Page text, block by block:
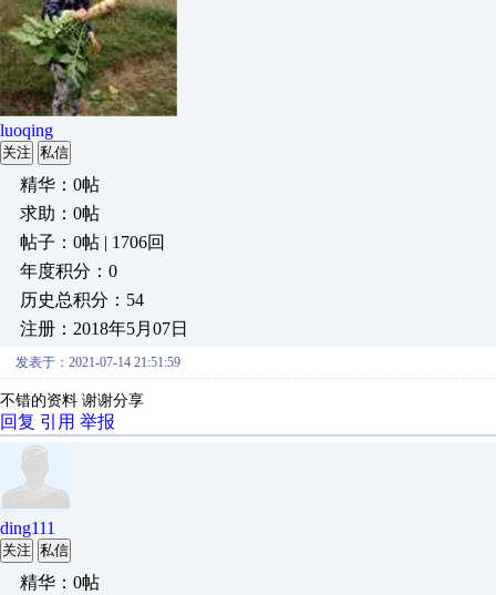
luoqing
关注 私信
精华：0帖
求助：0帖
帖子：0帖 | 1706回
年度积分：0
历史总积分：54
注册：2018年5月07日
发表于：2021-07-14 21:51:59
不错的资料 谢谢分享
回复 引用 举报
ding111
关注 私信
精华：0帖